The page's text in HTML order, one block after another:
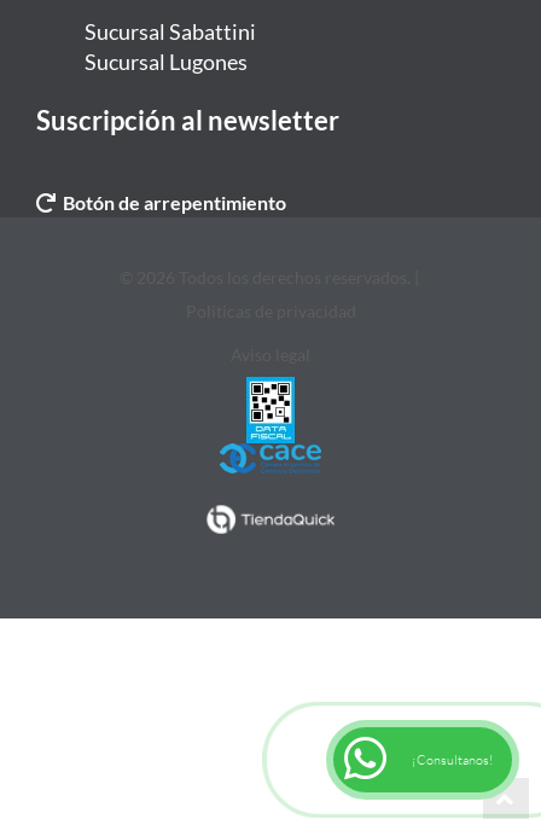
Sucursal Sabattini
Sucursal Lugones
Suscripción al newsletter
Botón de arrepentimiento
¡Consultanos!